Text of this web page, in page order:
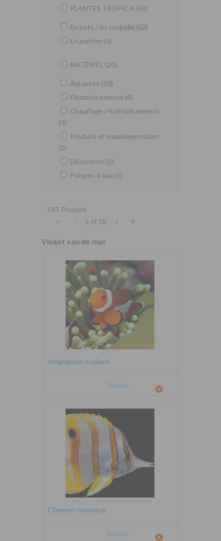
PLANTES TROPICA (58)
En pots / en coupelle (52)
En portion (6)
MATÉRIEL (20)
Aquarium (10)
Filtration externe (4)
Chauffage / Refroidissement
(3)
Produits et supplémentation
(1)
Décoration (1)
Pompes à eau (1)
187 Produits
« ‹ 1 of 16 › »
Vivant eau de mer
Amphiprion ocellaris
Détails
Chelmon rostratus
Détails